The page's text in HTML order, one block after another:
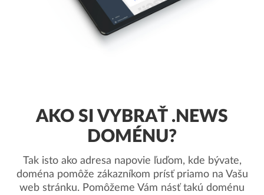
AKO SI VYBRAŤ .NEWS
DOMÉNU?
Tak isto ako adresa napovie ľuďom, kde bývate,
doména pomôže zákazníkom prísť priamo na Vašu
web stránku. Pomôžeme Vám násť takú doménu